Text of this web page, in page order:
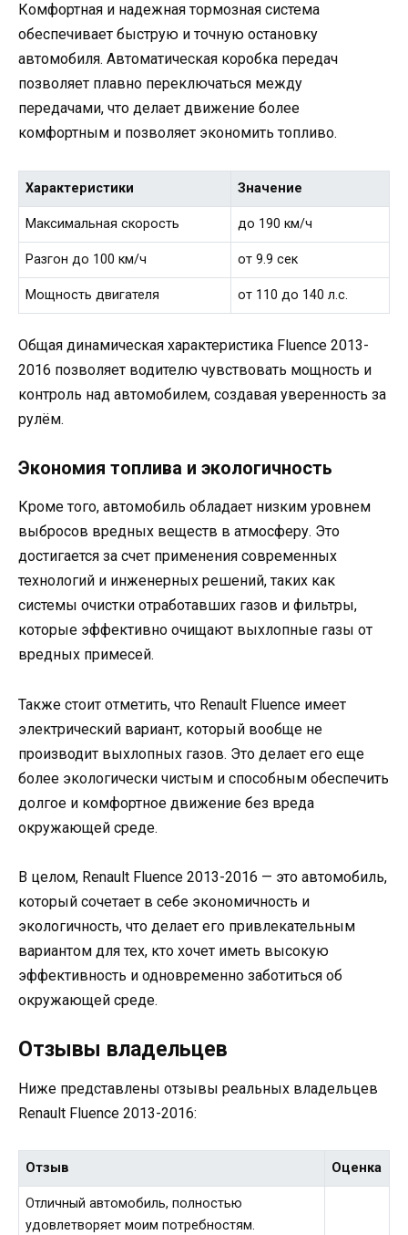
Комфортная и надежная тормозная система
обеспечивает быструю и точную остановку
автомобиля. Автоматическая коробка передач
позволяет плавно переключаться между
передачами, что делает движение более
комфортным и позволяет экономить топливо.
Характеристики Значение
Максимальная скорость до 190 км/ч
Разгон до 100 км/ч от 9.9 сек
Мощность двигателя от 110 до 140 л.с.
Общая динамическая характеристика Fluence 2013-
2016 позволяет водителю чувствовать мощность и
контроль над автомобилем, создавая уверенность за
рулём.
Экономия топлива и экологичность
Кроме того, автомобиль обладает низким уровнем
выбросов вредных веществ в атмосферу. Это
достигается за счет применения современных
технологий и инженерных решений, таких как
системы очистки отработавших газов и фильтры,
которые эффективно очищают выхлопные газы от
вредных примесей.
Также стоит отметить, что Renault Fluence имеет
электрический вариант, который вообще не
производит выхлопных газов. Это делает его еще
более экологически чистым и способным обеспечить
долгое и комфортное движение без вреда
окружающей среде.
В целом, Renault Fluence 2013-2016 — это автомобиль,
который сочетает в себе экономичность и
экологичность, что делает его привлекательным
вариантом для тех, кто хочет иметь высокую
эффективность и одновременно заботиться об
окружающей среде.
Отзывы владельцев
Ниже представлены отзывы реальных владельцев
Renault Fluence 2013-2016:
Отзыв Оценка
Отличный автомобиль, полностью
удовлетворяет моим потребностям.